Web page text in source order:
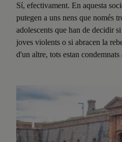
Sí, efectivament. En aquesta
putegen a uns nens que només
adolescents que han de decidir
joves violents o si abracen la
d'un altre, tots estan condemnats